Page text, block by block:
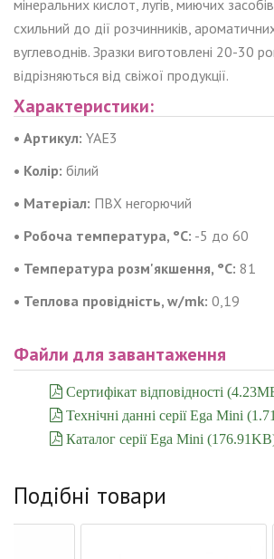
мінеральних кислот, лугів, миючих
схильний до дії розчинників,
вуглеводнів. Зразки виготовлені 20-30
відрізняються від свіжої продукції.
Характеристики:
• Артикул: YAE3
• Колір: білий
• Матеріал: ПВХ негорючий
• Робоча температура, °C: -5 до 60
• Температура розм'якшення, °C: 81
• Теплова провідність, w/mk: 0,19
Файли для завантаження
Сертифікат відповідності
Технічні данні серії Ega Mini
Каталог серії Ega Mini
Подібні товари